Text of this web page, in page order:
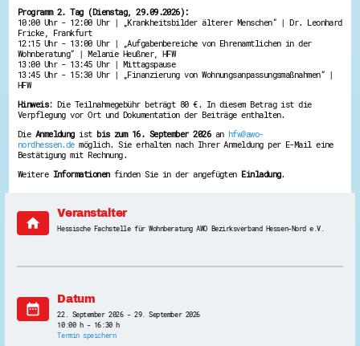
Impressum
Datenschutz
Erklärung zur Barrierefreiheit
Barriere melden
Programm 2. Tag (Dienstag, 29.09.2026):
10:00 Uhr - 12:00 Uhr | „Krankheitsbilder älterer Menschen“ | Dr. Leonhard
Fricke, Frankfurt
12:15 Uhr - 13:00 Uhr | „Aufgabenbereiche von Ehrenamtlichen in der
Wohnberatung“ | Melanie Heußner, HFW
13:00 Uhr - 13:45 Uhr | Mittagspause
13:45 Uhr - 15:30 Uhr | „Finanzierung von Wohnungsanpassungsmaßnahmen“ |
HFW
Hinweis: Die Teilnahmegebühr beträgt 80 €. In diesem Betrag ist die
Verpflegung vor Ort und Dokumentation der Beiträge enthalten.
Die Anmeldungist bis zum 16. September 2026an hfw@awo-
nordhessen.demöglich. Sie erhalten nach Ihrer Anmeldung per E-Mail eine
Bestätigung mit Rechnung.
Weitere Informationenfinden Sie in der angefügten Einladung.
home
Veranstalter
Hessische Fachstelle für Wohnberatung AWO Bezirksverband Hessen-Nord e.V.
date_range
Datum
22. September 2026 - 29. September 2026
10:00 h - 16:30 h
Termin speichern